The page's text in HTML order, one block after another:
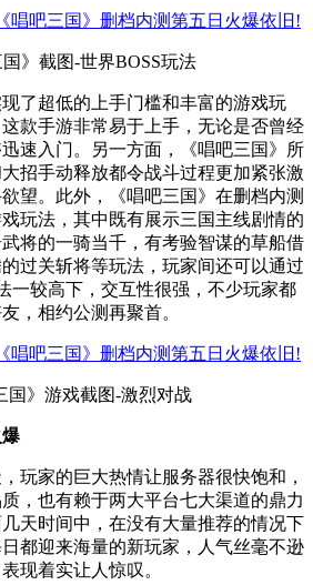
国》截图-世界BOSS玩法
现了超低的上手门槛和丰富的游戏玩
款手游非常易于上手，无论是否曾经
速入门。另一方面，《唱吧三国》所
招手动释放都令战斗过程更加紧张激
望。此外，《唱吧三国》在删档内测
玩法，其中既有展示三国主线剧情的
将的一骑当千，有考验智谋的草船借
过关斩将等玩法，玩家间还可以通过
一较高下，交互性很强，不少玩家都
，相约公测再聚首。
国》游戏截图-激烈对战
玩家的巨大热情让服务器很快饱和，
，也有赖于两大平台七大渠道的鼎力
天时间中，在没有大量推荐的情况下
日都迎来海量的新玩家，人气丝毫不逊
现着实让人惊叹。